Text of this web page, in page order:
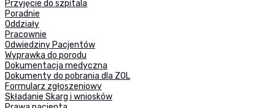
Przyjęcie do szpitala
Poradnie
Oddziały
Pracownie
Odwiedziny Pacjentów
Wyprawka do porodu
Dokumentacja medyczna
Dokumenty do pobrania dla ZOL
Formularz zgłoszeniowy
Składanie Skarg i wniosków